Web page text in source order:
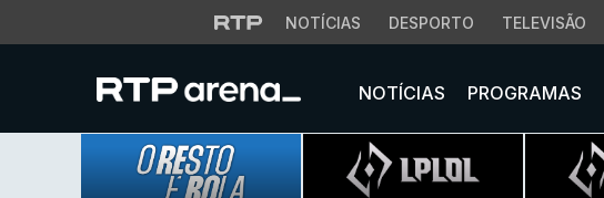
NOTÍCIAS DESPORTO TELEVISÃO
NOTÍCIAS PROGRAMAS